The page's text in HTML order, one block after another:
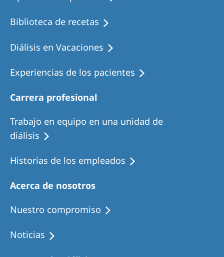
Biblioteca de recetas
Diálisis en Vacaciones
Experiencias de los pacientes
Carrera profesional
Trabajo en equipo en una unidad de
diálisis
Historias de los empleados
Acerca de nosotros
Nuestro compromiso
Noticias